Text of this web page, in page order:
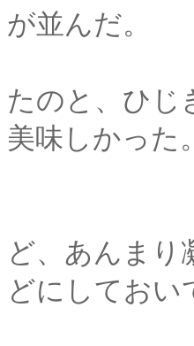
が並んだ。
稲荷鮨の
たのと、ひじ
美味しかった。
「これ、
「剣心の
ど、あんまり
どにしておい
真剣な顔